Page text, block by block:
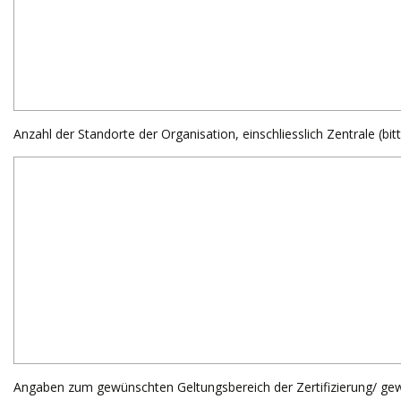
Anzahl der Standorte der Organisation, einschliesslich Zentrale
Angaben zum gewünschten Geltungsbereich der Zertifizierung/